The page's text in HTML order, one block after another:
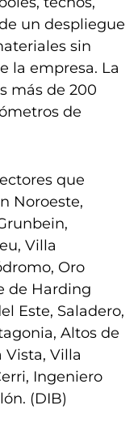
un despliegue
sin
la empresa. La
más de 200
de
que
Noroeste,
Villa
Oro
de Harding
Este, Saladero,
Altos de
Villa
Ingeniero
(DIB)